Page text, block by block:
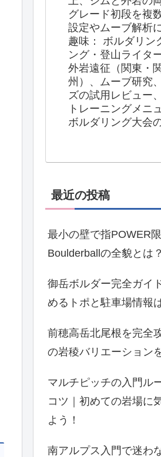
グレード初段を複
設定やムーブ解析
趣味： ボルダリン
ング・登山ライタ
外岩遠征（関東・
州）、ムーブ研究
ズの試用レビュー
トレーニングメニ
ボルダリング大会
最近の投稿
最小の壁で指POWER限
Boulderballの全貌とは？
御岳ボルダー完全ガイ
めるトポと駐車場情報
前穂高岳北尾根を完全
の岩稜バリエーション
マルチピッチの入門ル
コツ｜初めての岩場に
よう！
南アルプス入門で迷わ